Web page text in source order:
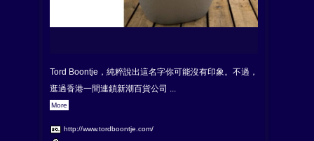
Tord Boontje，純粹說出這名字你可能沒有印象。不過，
逛過香港一間連鎖新潮百貨公司 ...
More
http://www.tordboontje.com/